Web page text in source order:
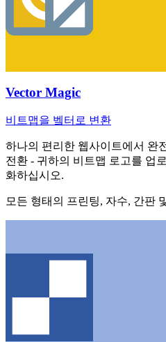
Vector Magic
비트맵을 벸터로 변환
하나의 편리한 웹사이트에서 완
전환 - 귀하의 비트맵 로고를 업
화하십시오.
모든 형태의 프린팅, 자수, 간판